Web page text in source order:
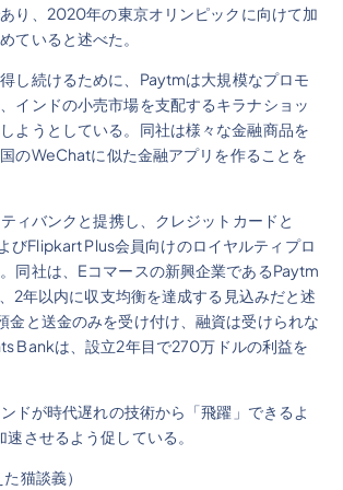
り、2020年の東京オリンピックに向けて加
ていると述べた。
し続けるために、Paytmは大規模なプロモ
インドの小売市場を支配するキラナショッ
ようとしている。同社は様々な金融商品を
のWeChatに似た金融アプリを作ることを
ィバンクと提携し、クレジットカードと
びFlipkart Plus会員向けのロイヤルティプロ
同社は、Eコマースの新興企業であるPaytm
2年以内に収支均衡を達成する見込みだと述
金と送金のみを受け付け、融資は受けられな
Bankは、設立2年目で270万ドルの利益を
ドが時代遅れの技術から「飛躍」できるよ
させるよう促している。
猫談義）